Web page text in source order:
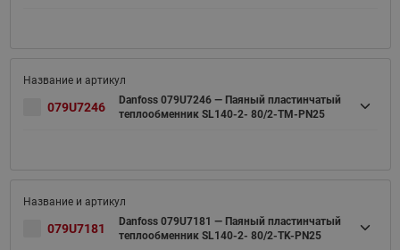
079U7246
Danfoss 079U7246 — Паяный пластинчатый
теплообменник SL140-2- 80/2-TM-PN25
079U7181
Danfoss 079U7181 — Паяный пластинчатый
теплообменник SL140-2- 80/2-TK-PN25